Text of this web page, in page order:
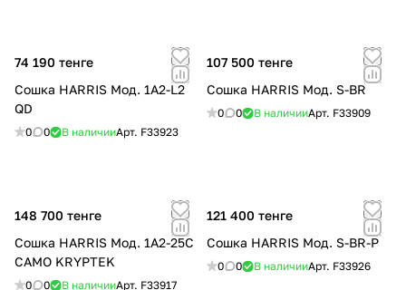
74 190 тенге
Сошка HARRIS Мод. 1A2-L2
QD
0 0 В наличииАрт. F33923
107 500 тенге
Сошка HARRIS Мод. S-BR
0 0 В наличииАрт. F33909
148 700 тенге
Сошка HARRIS Мод. 1A2-25C
CAMO KRYPTEK
0 0 В наличииАрт. F33917
121 400 тенге
Сошка HARRIS Мод. S-BR-P
0 0 В наличииАрт. F33926